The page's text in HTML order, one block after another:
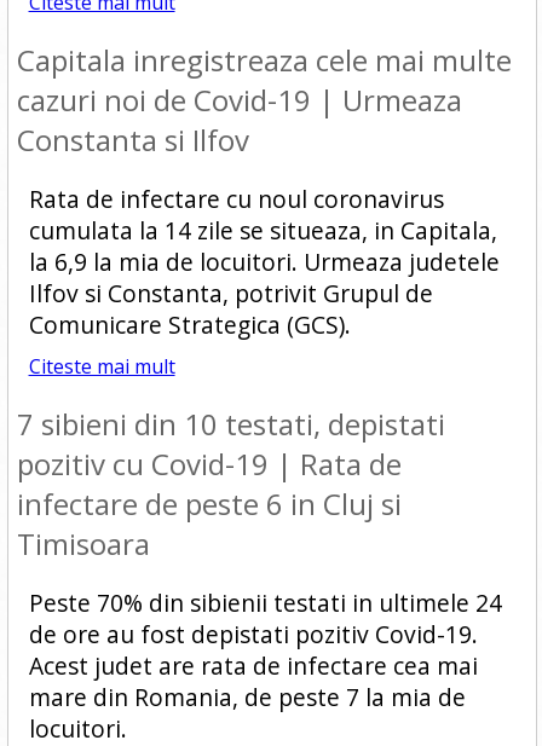
Capitala inregistreaza cele mai multe
cazuri noi de Covid-19 | Urmeaza
Constanta si Ilfov
Rata de infectare cu noul coronavirus
cumulata la 14 zile se situeaza, in Capitala,
la 6,9 la mia de locuitori. Urmeaza judetele
Ilfov si Constanta, potrivit Grupul de
Comunicare Strategica (GCS).
Citeste mai mult
7 sibieni din 10 testati, depistati
pozitiv cu Covid-19 | Rata de
infectare de peste 6 in Cluj si
Timisoara
Peste 70% din sibienii testati in ultimele 24
de ore au fost depistati pozitiv Covid-19.
Acest judet are rata de infectare cea mai
mare din Romania, de peste 7 la mia de
locuitori.